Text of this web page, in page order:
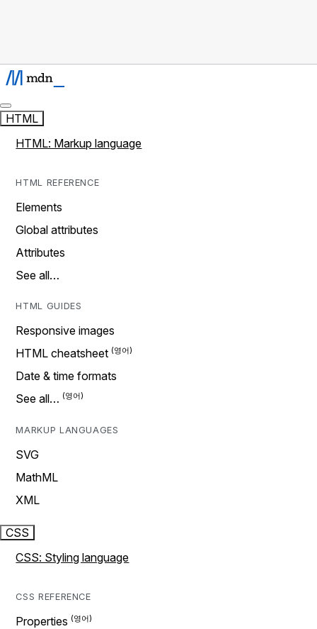
HTML
HTML: Markup language
HTML REFERENCE
Elements
Global attributes
Attributes
See all…
HTML GUIDES
Responsive images
HTML cheatsheet
Date & time formats
See all…
MARKUP LANGUAGES
SVG
MathML
XML
CSS
CSS: Styling language
CSS REFERENCE
Properties